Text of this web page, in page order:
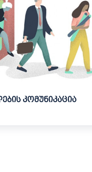
კომუნიკაცია